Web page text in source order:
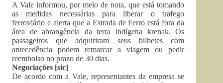
A Vale informou, por meio de nota, que está tomando
as medidas necessárias para liberar o trafego
ferroviário e alerta que a Estrada de Ferro está fora da
área de abrangência da terra indígena krenak. Os
passageiros que adquiriram seus bilhetes com
antecedência podem remarcar a viagem ou pedir
reembolso no prazo de 30 dias.
Negociações [sic]
De acordo com a Vale, representantes da empresa se